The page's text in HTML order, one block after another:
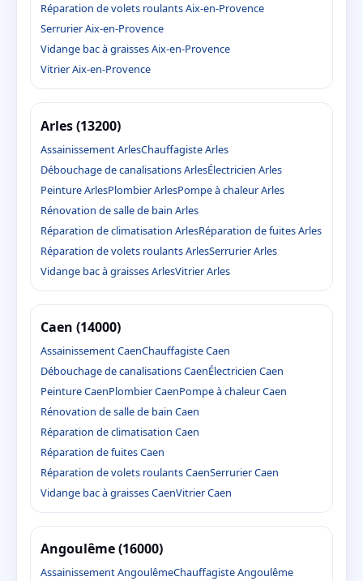
Réparation de volets roulants Aix-en-Provence
Serrurier Aix-en-Provence
Vidange bac à graisses Aix-en-Provence
Vitrier Aix-en-Provence
Arles (13200)
Assainissement ArlesChauffagiste Arles
Débouchage de canalisations ArlesÉlectricien Arles
Peinture ArlesPlombier ArlesPompe à chaleur Arles
Rénovation de salle de bain Arles
Réparation de climatisation ArlesRéparation de fuites Arles
Réparation de volets roulants ArlesSerrurier Arles
Vidange bac à graisses ArlesVitrier Arles
Caen (14000)
Assainissement CaenChauffagiste Caen
Débouchage de canalisations CaenÉlectricien Caen
Peinture CaenPlombier CaenPompe à chaleur Caen
Rénovation de salle de bain Caen
Réparation de climatisation Caen
Réparation de fuites Caen
Réparation de volets roulants CaenSerrurier Caen
Vidange bac à graisses CaenVitrier Caen
Angoulême (16000)
Assainissement AngoulêmeChauffagiste Angoulême